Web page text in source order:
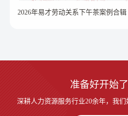
2026年易才劳动关系下午茶案例合辑
准备好开始了
深耕人力资源服务行业20余年，我